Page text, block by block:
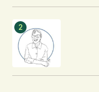
Seu nome*
Seu e-mail
Enviar comentário